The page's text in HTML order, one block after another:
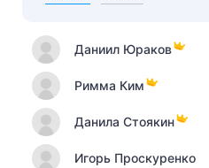
Даниил Юраков
Римма Ким
Данила Стоякин
Игорь Проскуренко